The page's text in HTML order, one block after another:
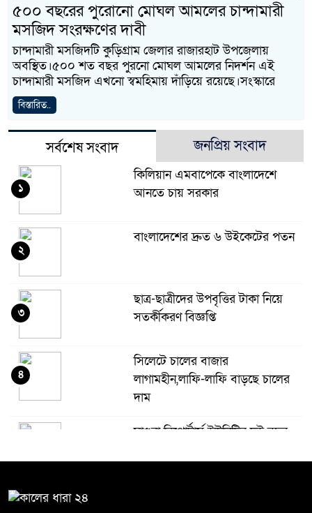
৫০০ বছরের পুরোনো মোঘল আমলের চান্দামারী
মসজিদ সংরক্ষণের দাবী
চান্দামারী মসজিদটি কুড়িগ্রাম জেলার রাজারহাট উপজেলায়
অবস্থিত।৫০০ শত বছর পুরনো মোঘল আমলের নিদর্শন এই
চান্দামারী মসজিদ এখনো স্বমহিমায় দাঁড়িয়ে রয়েছে।সংস্কারে
বিস্তারিত..
সর্বশেষ সংবাদ জনপ্রিয় সংবাদ
কিলিয়ান এমবাপেকে বাংলাদেশে
আনতে চায় সরকার
১
বাংলাদেশের দ্রুত ৬ উইকেটের পতন
২
ছাত্র-ছাত্রীদের উপবৃত্তির টাকা নিয়ে
সতর্কীকরণ বিজ্ঞপ্তি
৩
সিলেটে চালের বাজার
লাগামহীন,লাফি-লাফি বাড়ছে চালের
দাম
৪
মাগুরা রিপোর্টার্স ইউনিটির দুই বছর